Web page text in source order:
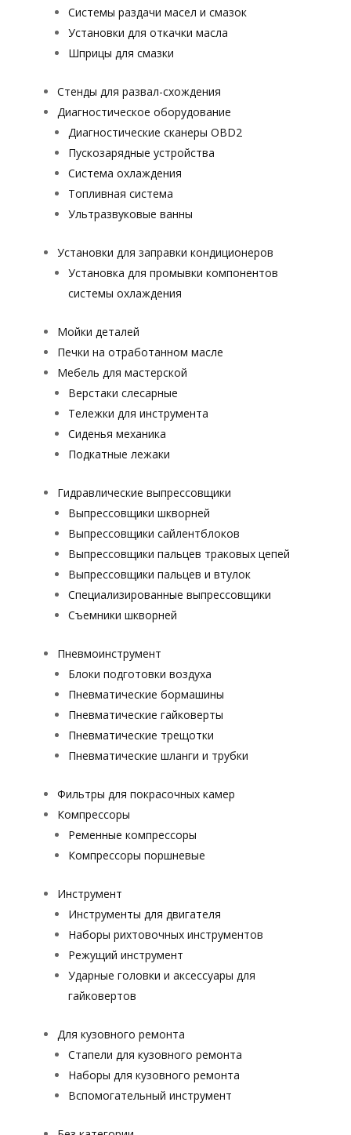
Системы раздачи масел и смазок
Установки для откачки масла
Шприцы для смазки
Стенды для развал-схождения
Диагностическое оборудование
Диагностические сканеры OBD2
Пускозарядные устройства
Система охлаждения
Топливная система
Ультразвуковые ванны
Установки для заправки кондиционеров
Установка для промывки компонентов
системы охлаждения
Мойки деталей
Печки на отработанном масле
Мебель для мастерской
Верстаки слесарные
Тележки для инструмента
Сиденья механика
Подкатные лежаки
Гидравлические выпрессовщики
Выпрессовщики шкворней
Выпрессовщики сайлентблоков
Выпрессовщики пальцев траковых цепей
Выпрессовщики пальцев и втулок
Специализированные выпрессовщики
Cъемники шкворней
Пневмоинструмент
Блоки подготовки воздуха
Пневматические бормашины
Пневматические гайковерты
Пневматические трещотки
Пневматические шланги и трубки
Фильтры для покрасочных камер
Компрессоры
Ременные компрессоры
Компрессоры поршневые
Инструмент
Инструменты для двигателя
Наборы рихтовочных инструментов
Режущий инструмент
Ударные головки и аксессуары для
гайковертов
Для кузовного ремонта
Стапели для кузовного ремонта
Наборы для кузовного ремонта
Вспомогательный инструмент